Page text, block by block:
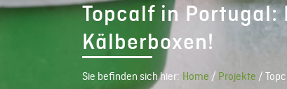
Topcalf in Portugal:
Kälberboxen!
Sie befinden sich hier: Home / Projekte /